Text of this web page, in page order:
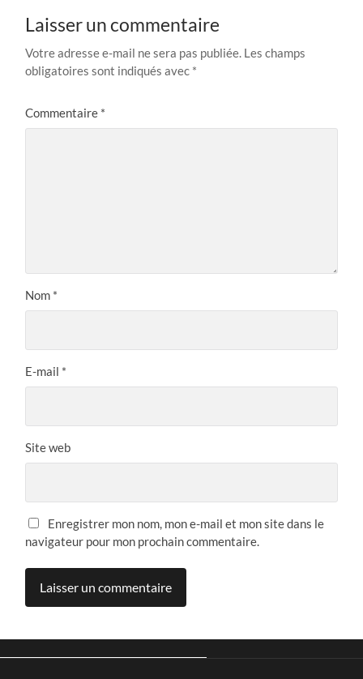
Laisser un commentaire
Votre adresse e-mail ne sera pas publiée. Les champs
obligatoires sont indiqués avec *
Commentaire *
Nom *
E-mail *
Site web
Enregistrer mon nom, mon e-mail et mon site dans le
navigateur pour mon prochain commentaire.